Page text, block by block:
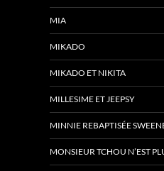
MIA
MIKADO
MIKADO ET NIKITA
MILLESIME ET JEEPSY
MINNIE REBAPTISÉE
MONSIEUR TCHOU N’EST